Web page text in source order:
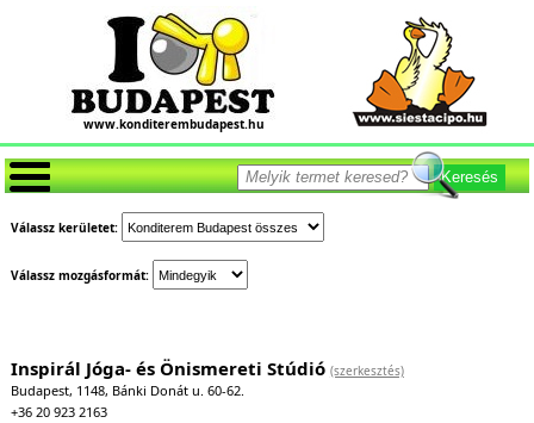
www.konditerembudapest.hu
Keresés
Válassz kerületet:
Válassz mozgásformát:
Inspirál Jóga- és Önismereti Stúdió (szerkesztés)
Budapest, 1148, Bánki Donát u. 60-62.
+36 20 923 2163